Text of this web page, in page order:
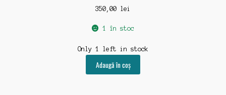
350,00 lei
1 în stoc
Only 1 left in stock
Adaugă în coș